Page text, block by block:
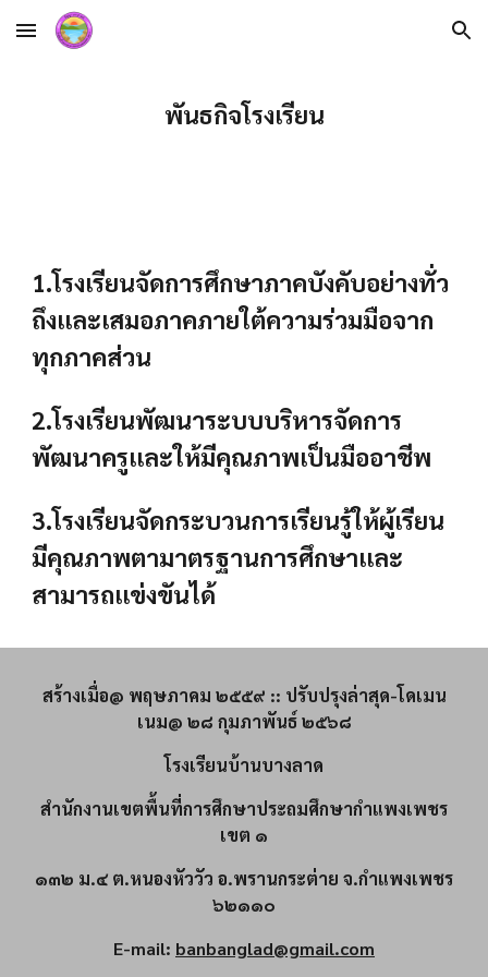
Skip to main content Skip to navigation
พันธกิจโรงเรียน
1.โรงเรียนจัดการศึกษาภาคบังคับอย่างทั่ว
ถึงและเสมอภาคภายใต้ความร่วมมือจาก
ทุกภาคส่วน
2.โรงเรียนพัฒนาระบบบริหารจัดการ
พัฒนาครูและให้มีคุณภาพเป็นมืออาชีพ
3.โรงเรียนจัดกระบวนการเรียนรู้ให้ผู้เรียน
มีคุณภาพตามาตรฐานการศึกษาและ
สามารถแข่งขันได้
สร้างเมื่อ@ พฤษภาคม ๒๕๕๙ :: ปรับปรุงล่าสุด-โดเมน
เนม@ ๒๘ กุมภาพันธ์ ๒๕๖๘
โรงเรียนบ้านบางลาด
สำนักงานเขตพื้นที่การศึกษาประถมศึกษากำแพงเพชร
เขต ๑
๑๓๒ ม.๔ ต.หนองหัววัว อ.พรานกระต่าย จ.กำแพงเพชร
๖๒๑๑๐
E-mail: banbanglad@gmail.com